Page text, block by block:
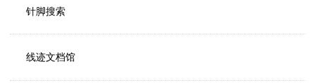
针脚搜索
线迹文档馆